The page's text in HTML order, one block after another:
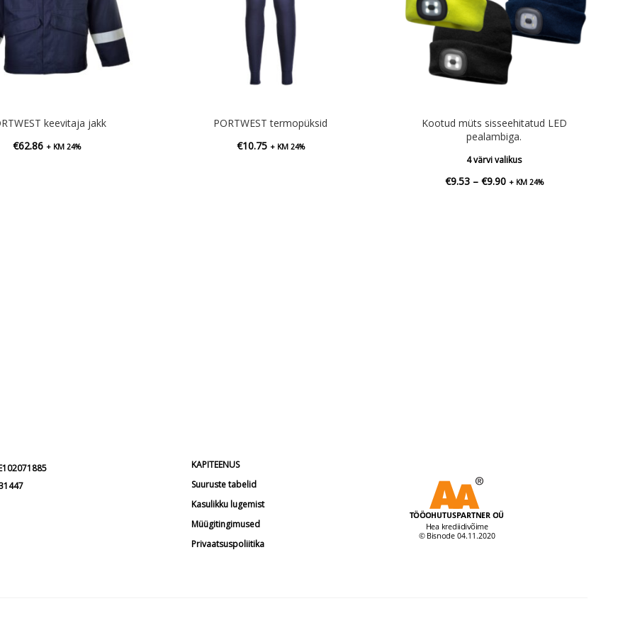
keevitaja jakk
€62.86 + KM 24%
PORTWEST termopüksid
€10.75 + KM 24%
Kootud müts sisseehitatud LED
pealambiga.
4 värvi valikus
€9.53 – €9.90Hinnavahemik:
+ KM 24%
KAPITEENUS
Suuruste tabelid
Kasulikku lugemist
Müügitingimused
Privaatsuspoliitika